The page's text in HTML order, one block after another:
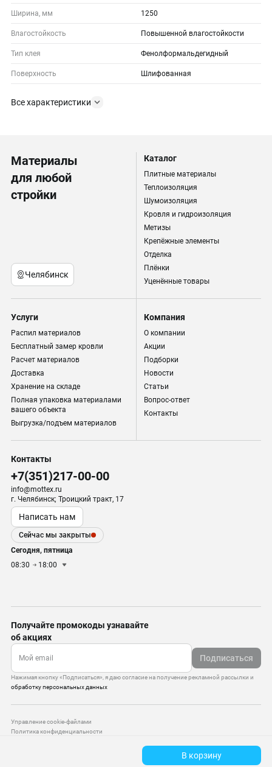
В корзину
Ширина, мм 1250
Влагостойкость Повышенной влагостойкости
Тип клея Фенолформальдегидный
Поверхность Шлифованная
Все характеристики
Материалы
для любой
стройки
Челябинск
Каталог
Плитные материалы
Теплоизоляция
Шумоизоляция
Кровля и гидроизоляция
Метизы
Крепёжные элементы
Отделка
Плёнки
Уценённые товары
Услуги
Распил материалов
Бесплатный замер кровли
Расчет материалов
Доставка
Хранение на складе
Полная упаковка материалами
вашего объекта
Выгрузка/подъем материалов
Компания
О компании
Акции
Подборки
Новости
Статьи
Вопрос-ответ
Контакты
Контакты
+7(351)217-00-00
info@mottex.ru
г. Челябинск; Троицкий тракт, 17
Написать нам
Сейчас мы закрыты
Сегодня, пятница
08:30
18:00
Получайте промокоды узнавайте
об акциях
Подписаться
Нажимая кнопку «Подписаться», я даю согласие на получение рекламной рассылки и
обработку персональных данных
Управление cookie-файлами
Политика конфиденциальности